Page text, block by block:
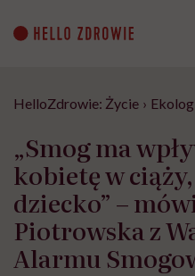
content
HelloZdrowie: Życie ›
„Smog ma
kobietę w
dziecko” –
Piotrowska z
Alarmu